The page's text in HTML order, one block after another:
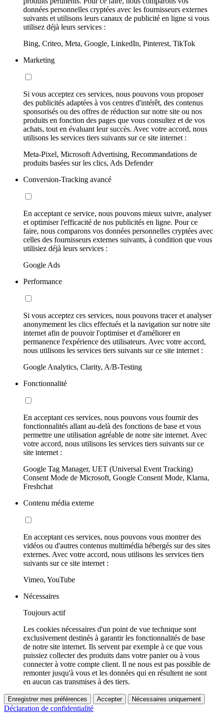
données personnelles cryptées avec les fournisseurs externes
suivants et utilisons leurs canaux de publicité en ligne si vous
utilisez déjà leurs services :
Bing, Criteo, Meta, Google, LinkedIn, Pinterest, TikTok
Marketing
Si vous acceptez ces services, nous pouvons vous proposer
des publicités adaptées à vos centres d'intérêt, des contenus
sponsorisés ou des offres de réduction sur notre site ou nos
produits en fonction des pages que vous consultez et de vos
achats, tout en évaluant leur succès. Avec votre accord, nous
utilisons les services tiers suivants sur ce site internet :
Meta-Pixel, Microsoft Advertising, Recommandations de
produits basées sur les clics, Ads Defender
Conversion-Tracking avancé
En acceptant ce service, nous pouvons mieux suivre, analyser
et optimiser l'efficacité de nos publicités en ligne. Pour ce
faire, nous comparons vos données personnelles cryptées avec
celles des fournisseurs externes suivants, à condition que vous
utilisiez déjà leurs services :
Google Ads
Performance
Si vous acceptez ces services, nous pouvons tracer et analyser
anonymement les clics effectués et la navigation sur notre site
internet afin de pouvoir l'optimiser et d'améliorer en
permanence l'expérience des utilisateurs. Avec votre accord,
nous utilisons les services tiers suivants sur ce site internet :
Google Analytics, Clarity, A/B-Testing
Fonctionnalité
En acceptant ces services, nous pouvons vous fournir des
fonctionnalités allant au-delà des fonctions de base et vous
permettre une utilisation agréable de notre site internet. Avec
votre accord, nous utilisons les services tiers suivants sur ce
site internet :
Google Tag Manager, UET (Universal Event Tracking)
Consent Mode de Microsoft, Google Consent Mode, Klarna,
Freshchat
Contenu média externe
En acceptant ces services, nous pouvons vous montrer des
vidéos ou d'autres contenus multimédia hébergés sur des sites
externes. Avec votre accord, nous utilisons les services tiers
suivants sur ce site internet :
Vimeo, YouTube
Nécessaires
Toujours actif
Les cookies nécessaires d'un point de vue technique sont
exclusivement destinés à garantir les fonctionnalités de base
de notre site internet. Ils servent par exemple à ce que vous
puissiez collecter des produits dans votre panier ou à vous
connecter à votre compte client. Il ne nous est pas possible de
remonter jusqu'à vous et les données qui en résultent ne sont
en aucun cas transmises à des tiers.
Enregistrer mes préférences Accepter Nécessaires uniquement
Déclaration de confidentialité